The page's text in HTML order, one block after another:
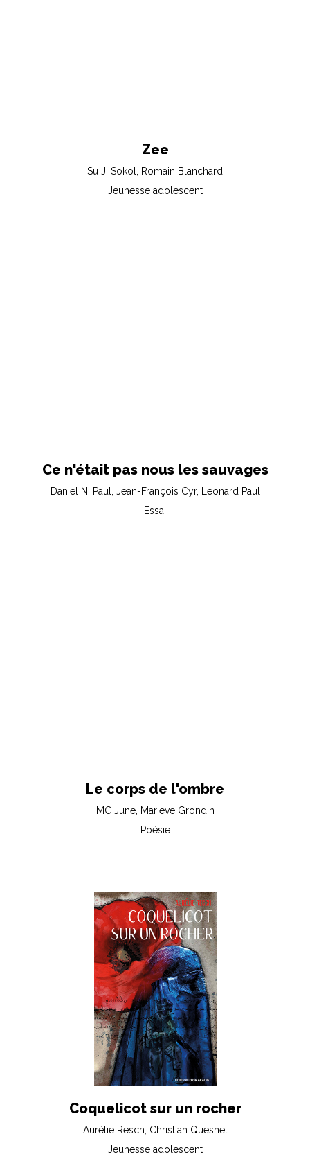
Zee
Su J. Sokol, Romain Blanchard
Jeunesse adolescent
Ce n'était pas nous les sauvages
Daniel N. Paul, Jean-François Cyr, Leonard Paul
Essai
Le corps de l'ombre
MC June, Marieve Grondin
Poésie
Coquelicot sur un rocher
Aurélie Resch, Christian Quesnel
Jeunesse adolescent